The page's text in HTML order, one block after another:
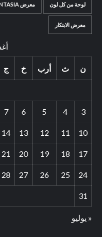
لوحة من كل لون معرض ART FANTASIA
معرض الابتكار
ن ث أرب خ ج
3
4
5
6
7
10
11
12
13
14
17
18
19
20
21
24
25
26
27
28
31
« يوليو